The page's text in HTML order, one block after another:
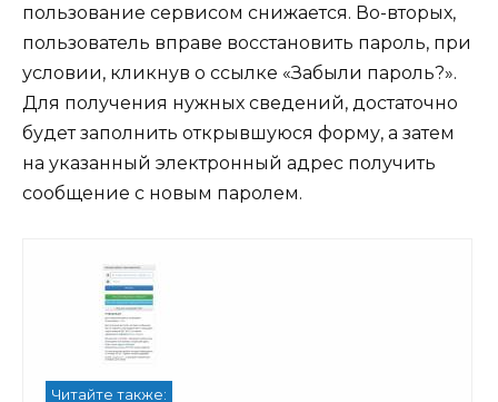
пользование сервисом снижается. Во-вторых,
пользователь вправе восстановить пароль, при
условии, кликнув о ссылке «Забыли пароль?».
Для получения нужных сведений, достаточно
будет заполнить открывшуюся форму, а затем
на указанный электронный адрес получить
сообщение с новым паролем.
Читайте также: